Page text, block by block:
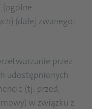
(ogólne
(dalej zwanego:
przez
udostępnionych
(tj. przed,
w związku z